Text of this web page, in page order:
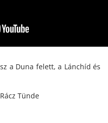
a Duna felett, a Lánchíd és
Tünde